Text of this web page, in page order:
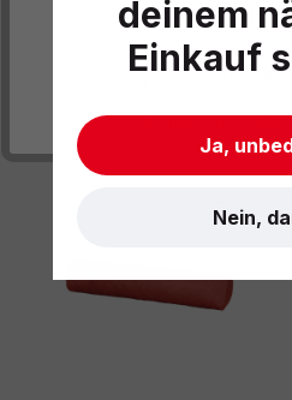
Produktgalerie überspringen
Könnte auch gefallen
Cookies
- Impressum - AGB
deinem
Einkauf
Ja,
Nein,